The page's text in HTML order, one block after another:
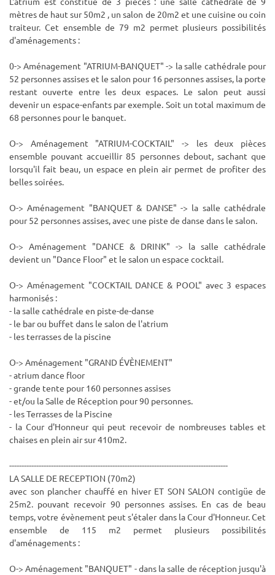
mètres de haut sur 50m2 , un salon de 20m2 et une cuisine ou coin
traiteur. Cet ensemble de 79 m2 permet plusieurs possibilités
d'aménagements :
0-> Aménagement "ATRIUM-BANQUET" -> la salle cathédrale pour
52 personnes assises et le salon pour 16 personnes assises, la porte
restant ouverte entre les deux espaces. Le salon peut aussi
devenir un espace-enfants par exemple. Soit un total maximum de
68 personnes pour le banquet.
O-> Aménagement "ATRIUM-COCKTAIL" -> les deux pièces
ensemble pouvant accueillir 85 personnes debout, sachant que
lorsqu'il fait beau, un espace en plein air permet de profiter des
belles soirées.
O-> Aménagement "BANQUET & DANSE" -> la salle cathédrale
pour 52 personnes assises, avec une piste de danse dans le salon.
O-> Aménagement "DANCE & DRINK" -> la salle cathédrale
devient un "Dance Floor" et le salon un espace cocktail.
O-> Aménagement "COCKTAIL DANCE & POOL" avec 3 espaces
harmonisés :
- la salle cathédrale en piste-de-danse
- le bar ou buffet dans le salon de l'atrium
- les terrasses de la piscine
O-> Aménagement "GRAND ÉVÈNEMENT"
- atrium dance floor
- grande tente pour 160 personnes assises
- et/ou la Salle de Réception pour 90 personnes.
- les Terrasses de la Piscine
- la Cour d'Honneur qui peut recevoir de nombreuses tables et
chaises en plein air sur 410m2.
-----------------------------------------------------------------------------------------
LA SALLE DE RECEPTION (70m2)
avec son plancher chauffé en hiver ET SON SALON contigüe de
25m2. pouvant recevoir 90 personnes assises. En cas de beau
temps, votre évènement peut s'étaler dans la Cour d'Honneur. Cet
ensemble de 115 m2 permet plusieurs possibilités
d'aménagements :
O-> Aménagement "BANQUET" - dans la salle de réception jusqu'à